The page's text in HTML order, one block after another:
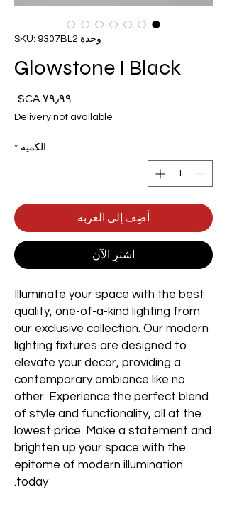
وحدة SKU: 9307BL2
Glowstone I Black
Delivery not available
الكمية *
أضِف إلى العربة
اشترِ الآن
Illuminate your space with the best
quality, one-of-a-kind lighting from
our exclusive collection. Our modern
lighting fixtures are designed to
elevate your decor, providing a
contemporary ambiance like no
other. Experience the perfect blend
of style and functionality, all at the
lowest price. Make a statement and
brighten up your space with the
epitome of modern illumination
today.